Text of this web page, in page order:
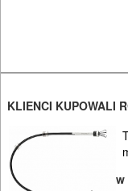
NARZĘDZIA
KLIENCI KUPOWALI